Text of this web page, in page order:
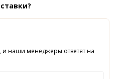
и наши менеджеры ответят на